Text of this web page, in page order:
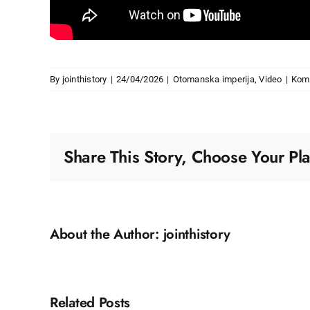
By jointhistory | 24/04/2026 | Otomanska imperija,Video |
Share This Story, Choose Your
About the Author: jointhistory
Related Posts